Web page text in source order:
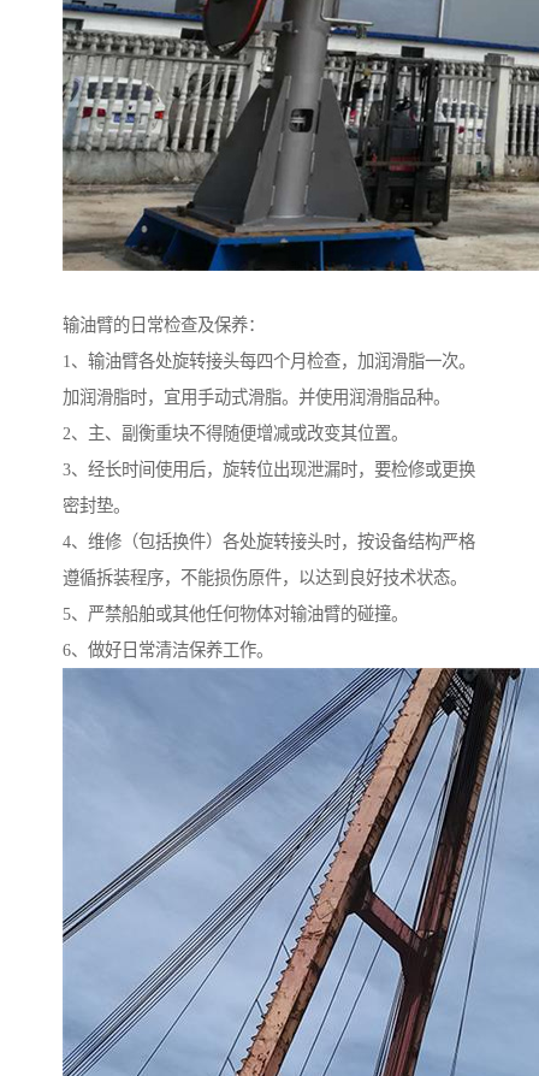
输油臂的日常检查及保养：
1、输油臂各处旋转接头每四个月检查，加润滑脂一次。
加润滑脂时，宜用手动式滑脂。并使用润滑脂品种。
2、主、副衡重块不得随便增减或改变其位置。
3、经长时间使用后，旋转位出现泄漏时，要检修或更换
密封垫。
4、维修（包括换件）各处旋转接头时，按设备结构严格
遵循拆装程序，不能损伤原件，以达到良好技术状态。
5、严禁船舶或其他任何物体对输油臂的碰撞。
6、做好日常清洁保养工作。